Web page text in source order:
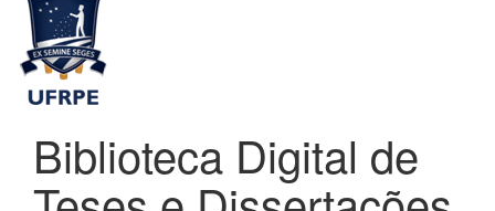
Biblioteca Digital de